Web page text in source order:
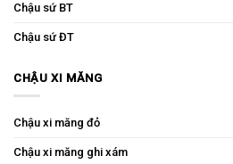
Chậu sứ BT
Chậu sứ ĐT
CHẬU XI MĂNG
Chậu xi măng đỏ
Chậu xi măng ghi xám